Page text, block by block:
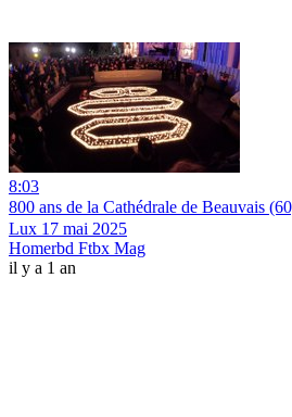
8:03
800 ans de la Cathédrale de Beauvais
Lux 17 mai 2025
Homerbd Ftbx Mag
il y a 1 an